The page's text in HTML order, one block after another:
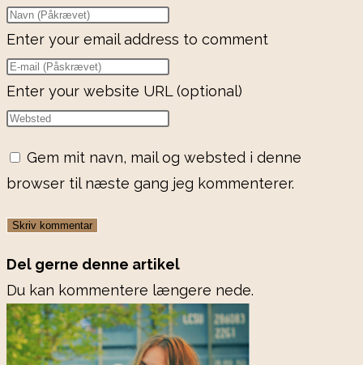
Enter your email address to comment
Enter your website URL (optional)
Gem mit navn, mail og websted i denne
browser til næste gang jeg kommenterer.
Del gerne denne artikel
Du kan kommentere længere nede.